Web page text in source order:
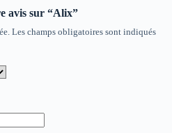
avis sur “Alix”
Les champs obligatoires sont indiqués